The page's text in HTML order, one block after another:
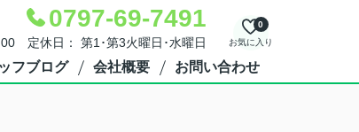
0797-69-7491
定休日： 第1･第3火曜日･水曜日 お気に入り
0
フブログ 会社概要 お問い合わせ